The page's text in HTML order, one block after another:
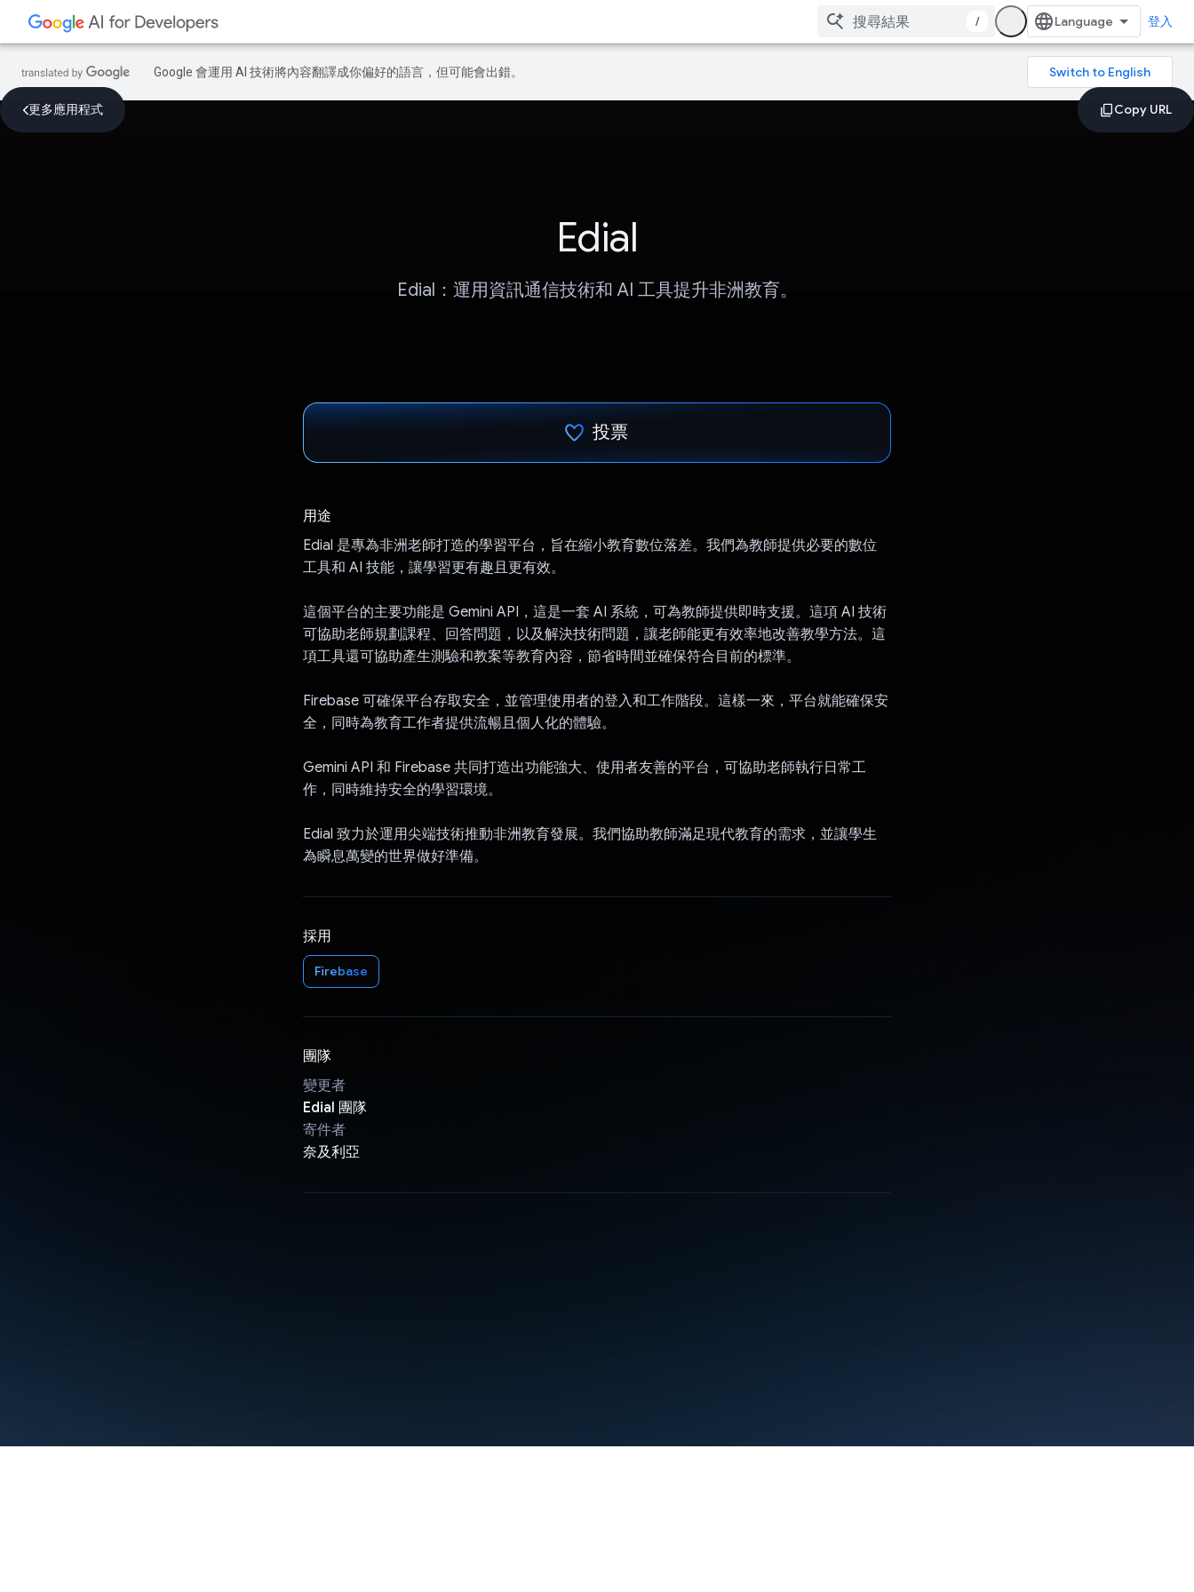
/ 登入
Google 會運用 AI 技術將內容翻譯成你偏好的語言，但可能會出錯。
更多應用程式
Edial
Edial：運用資訊通信技術和 AI 工具提升非洲教育。
投票
用途
Edial 是專為非洲老師打造的學習平台，旨在縮小教育數位落差。我們為教師提供必要的數位
工具和 AI 技能，讓學習更有趣且更有效。
這個平台的主要功能是 Gemini API，這是一套 AI 系統，可為教師提供即時支援。這項 AI 技術
可協助老師規劃課程、回答問題，以及解決技術問題，讓老師能更有效率地改善教學方法。這
項工具還可協助產生測驗和教案等教育內容，節省時間並確保符合目前的標準。
Firebase 可確保平台存取安全，並管理使用者的登入和工作階段。這樣一來，平台就能確保安
全，同時為教育工作者提供流暢且個人化的體驗。
Gemini API 和 Firebase 共同打造出功能強大、使用者友善的平台，可協助老師執行日常工
作，同時維持安全的學習環境。
Edial 致力於運用尖端技術推動非洲教育發展。我們協助教師滿足現代教育的需求，並讓學生
為瞬息萬變的世界做好準備。
採用
Firebase
團隊
變更者
Edial 團隊
寄件者
奈及利亞